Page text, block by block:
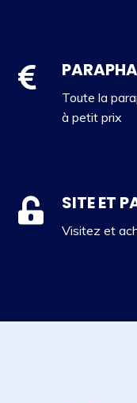
Toute la
à petit prix
SITE ET
Visitez et